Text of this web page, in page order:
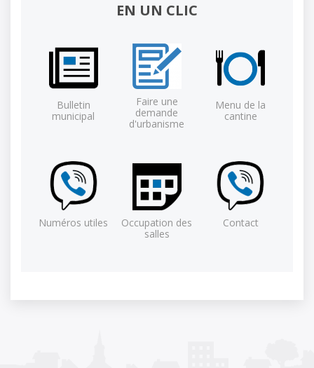
EN UN CLIC
Bulletin
municipal
Faire une
demande
d'urbanisme
Menu de la
cantine
Numéros utiles
Occupation des
salles
Contact